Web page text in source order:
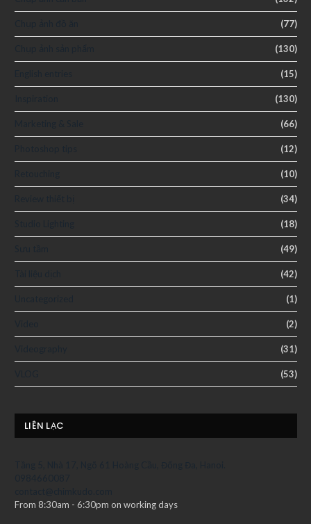
(77)
(130)
(15)
(130)
(66)
(12)
(10)
(34)
(18)
(49)
(42)
(1)
(2)
(31)
(53)
LIÊN LẠC
From 8:30am - 6:30pm on working days